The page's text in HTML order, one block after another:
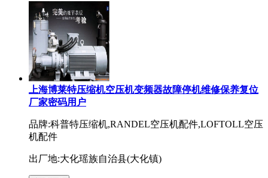
上海博莱特压缩机空压机变频器故障停机维修保养复位
厂家密码用户
品牌:科普特压缩机,RANDEL空压机配件,LOFTOLL空压
机配件
出厂地:大化瑶族自治县(大化镇)